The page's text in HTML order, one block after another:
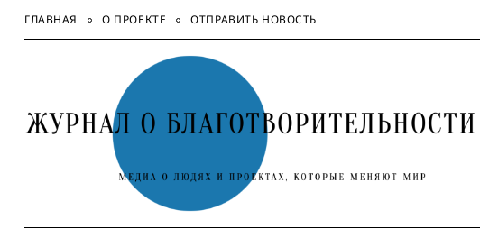
SkipГЛАВНАЯ О ПРОЕКТЕ ОТПРАВИТЬ НОВОСТЬ